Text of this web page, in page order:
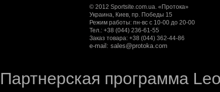
© 2012 Sportsite.com.ua. «Протока»
Украина, Киев, пр. Победы 15
Режим работы: пн-вс с 10-00 до 20-00
Тел.: +38 (044) 236-61-55
Заказ товара: +38 (044) 362-44-86
e-mail: sales@protoka.com
Партнерская программа